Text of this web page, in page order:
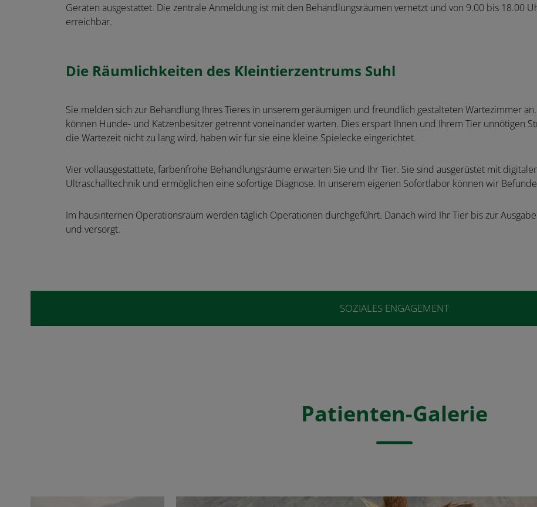
Geräten ausgestattet. Die zentrale Anmeldung ist mit den Behandlungsräumen vernetzt und von 9.00 bis 18.00
erreichbar.
Die Räumlichkeiten des Kleintierzentrums Suhl
Sie melden sich zur Behandlung Ihres Tieres in unserem geräumigen und freundlich gestalteten Wartezimmer
können Hunde- und Katzenbesitzer getrennt voneinander warten. Dies erspart Ihnen und Ihrem Tier unnötigen
die Wartezeit nicht zu lang wird, haben wir für sie eine kleine Spielecke eingerichtet.
Vier vollausgestattete, farbenfrohe Behandlungsräume erwarten Sie und Ihr Tier. Sie sind ausgerüstet mit
Ultraschalltechnik und ermöglichen eine sofortige Diagnose. In unserem eigenen Sofortlabor können wir
Im hausinternen Operationsraum werden täglich Operationen durchgeführt. Danach wird Ihr Tier bis zur
und versorgt.
SOZIALES ENGAGEMENT
Patienten-Galerie